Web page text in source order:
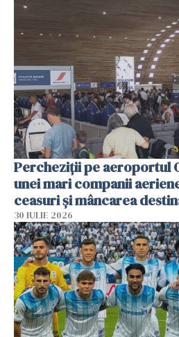
Percheziții pe aeroportul
unei mari companii
ceasuri și mâncarea
30 IULIE 2026